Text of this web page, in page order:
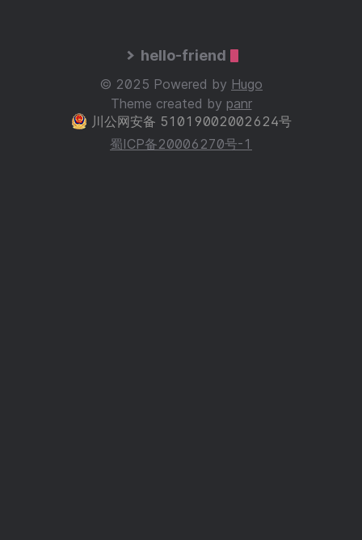
hello-friend
© 2025 Powered by Hugo
Theme created by panr
川公网安备 51019002002624号
蜀ICP备20006270号-1